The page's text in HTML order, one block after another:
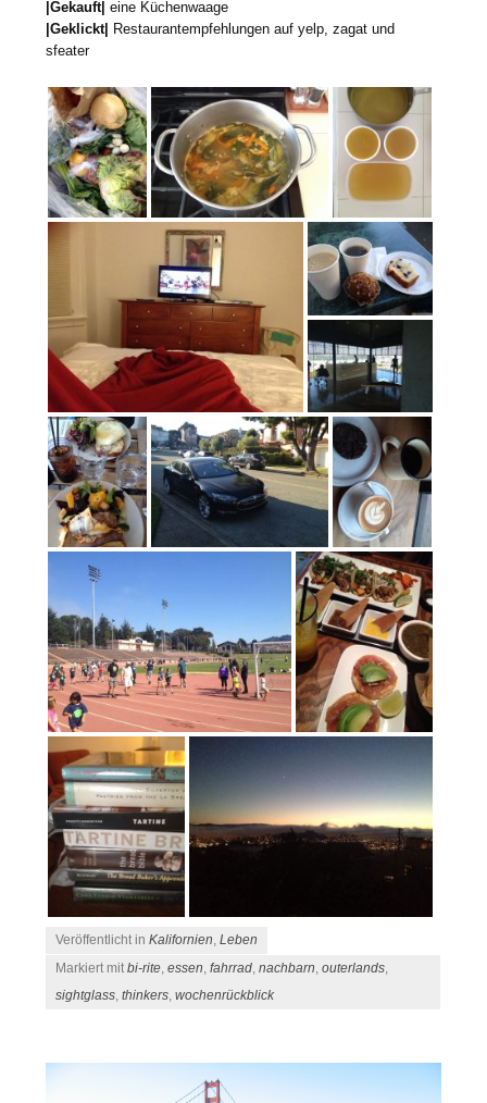
|Gekauft| eine Küchenwaage
|Geklickt| Restaurantempfehlungen auf yelp, zagat und
sfeater
Veröffentlicht inKalifornien,Leben
Markiert mitbi-rite,essen,fahrrad,nachbarn,outerlands,
sightglass,thinkers,wochenrückblick